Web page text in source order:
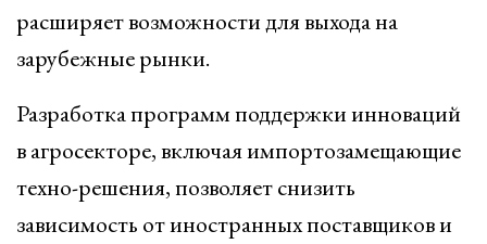
расширяет возможности для выхода на
зарубежные рынки.
Разработка программ поддержки инноваций
в агросекторе, включая импортозамещающие
техно-решения, позволяет снизить
зависимость от иностранных поставщиков и